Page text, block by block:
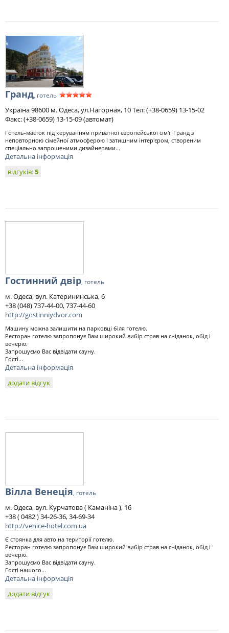
Гранд, готель
Україна 98600 м. Одеса, ул.Нагорная, 10 Тел: (+38-0659) 13-15-02
Факс: (+38-0659) 13-15-09 (автомат)
Готель-маєток під керуванням приватної європейської сім'ї. Гранд з
неповторною сімейної атмосферою і затишним інтер'єром, створеним
спеціально запрошеними дизайнерами...
Детальна інформація
відгуків:5
Гостинний двір, готель
м. Одеса, вул. Катерининська, 6
+38 (048) 737-44-00, 737-44-60
http://gostinniydvor.com
Машину можна залишити на парковці біля готелю.
Ресторан готелю запропонує Вам широкий вибір страв на сніданок, обід і
вечерю.
Запрошуємо Вас відвідати сауну.
Гості...
Детальна інформація
додати відгук
Вілла Венеція, готель
м. Одеса, вул. Курчатова ( Каманіна ), 16
+38 ( 0482 ) 34-26-36, 34-69-34
http://venice-hotel.com.ua
Є стоянка для авто на території готелю.
Ресторан готелю запропонує Вам широкий вибір страв на сніданок, обід і
вечерю.
Запрошуємо Вас відвідати сауну.
Гості нашого...
Детальна інформація
додати відгук